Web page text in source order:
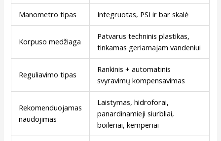
Manometro tipas Integruotas, PSI ir bar skalė
Korpuso medžiaga
Patvarus techninis plastikas,
tinkamas geriamajam vandeniui
Reguliavimo tipas
Rankinis + automatinis
svyravimų kompensavimas
Rekomenduojamas
naudojimas
Laistymas, hidroforai,
panardinamieji siurbliai,
boileriai, kemperiai